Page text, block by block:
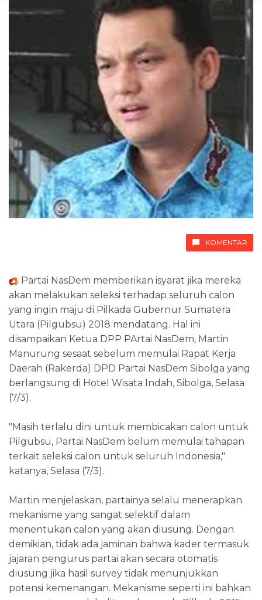
KOMENTAR
Partai NasDem memberikan isyarat jika mereka
akan melakukan seleksi terhadap seluruh calon
yang ingin maju di Pilkada Gubernur Sumatera
Utara (Pilgubsu) 2018 mendatang. Hal ini
disampaikan Ketua DPP PArtai NasDem, Martin
Manurung sesaat sebelum memulai Rapat Kerja
Daerah (Rakerda) DPD Partai NasDem Sibolga yang
berlangsung di Hotel Wisata Indah, Sibolga, Selasa
(7/3).
"Masih terlalu dini untuk membicakan calon untuk
Pilgubsu, Partai NasDem belum memulai tahapan
terkait seleksi calon untuk seluruh Indonesia,"
katanya, Selasa (7/3).
Martin menjelaskan, partainya selalu menerapkan
mekanisme yang sangat selektif dalam
menentukan calon yang akan diusung. Dengan
demikian, tidak ada jaminan bahwa kader termasuk
jajaran pengurus partai akan secara otomatis
diusung jika hasil survey tidak menunjukkan
potensi kemenangan. Mekanisme seperti ini bahkan